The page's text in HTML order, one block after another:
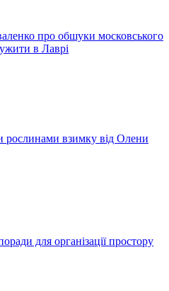
про обшуки московського
в Лаврі
рослинами взимку від Олени
для організації простору